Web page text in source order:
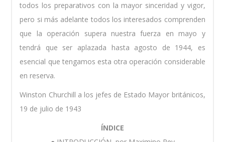
todos los preparativos con la mayor sinceridad y vigor,
pero si más adelante todos los interesados comprenden
que la operación supera nuestra fuerza en mayo y
tendrá que ser aplazada hasta agosto de 1944, es
esencial que tengamos esta otra operación considerable
en reserva.
Winston Churchill a los jefes de Estado Mayor británicos,
19 de julio de 1943
ÍNDICE